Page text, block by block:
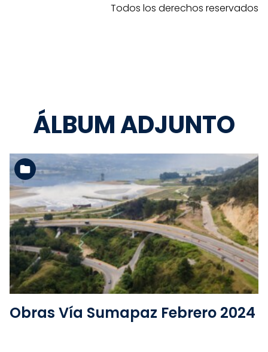
Todos los derechos reservados
ÁLBUM ADJUNTO
Ver la carpeta
Obras Vía Sumapaz Febrero 2024